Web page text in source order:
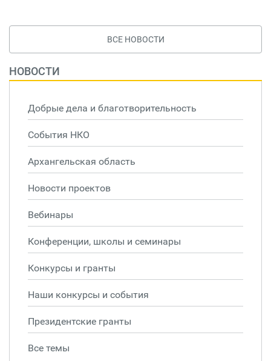
ВСЕ НОВОСТИ
НОВОСТИ
Добрые дела и благотворительность
События НКО
Архангельская область
Новости проектов
Вебинары
Конференции, школы и семинары
Конкурсы и гранты
Наши конкурсы и события
Президентские гранты
Все темы